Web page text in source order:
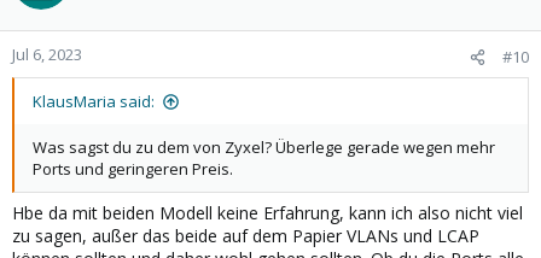
Jul 6, 2023 #10
KlausMaria said:
Was sagst du zu dem von Zyxel? Überlege gerade wegen mehr
Ports und geringeren Preis.
Hbe da mit beiden Modell keine Erfahrung, kann ich also nicht viel
zu sagen, außer das beide auf dem Papier VLANs und LCAP